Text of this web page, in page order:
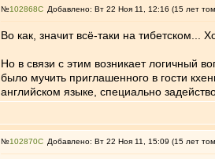
№102868 Добавлено: Вт 22 Ноя 11, 12:16 (15 лет
Во как, значит всё-таки на тибетском...
Но в связи с этим возникает логичный
было мучить приглашенного в гости
английском языке, специально
№102870 Добавлено: Вт 22 Ноя 11, 15:09 (15 лет